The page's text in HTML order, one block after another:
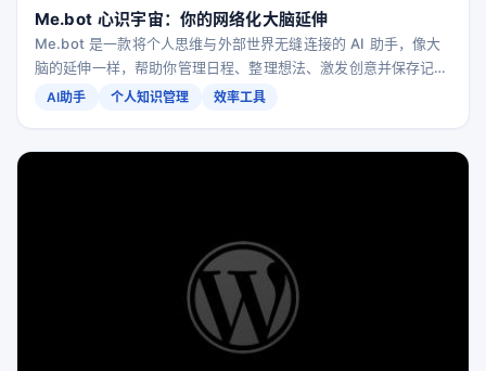
Me.bot 心识宇宙：你的网络化大脑延伸
Me.bot 是一款将个人思维与外部世界无缝连接的 AI 助手，像大
脑的延伸一样，帮助你管理日程、整理想法、激发创意并保存记
忆，让智能真正融入你的日常生活。
AI助手 个人知识管理 效率工具